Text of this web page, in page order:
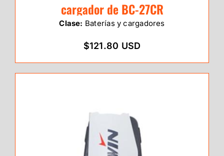
cargador de BC-27CR
Clase: Baterías y cargadores
$121.80 USD